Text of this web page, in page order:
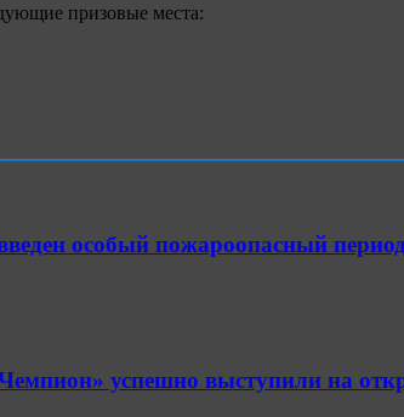
призовые места:
особый пожароопасный
успешно выступили на